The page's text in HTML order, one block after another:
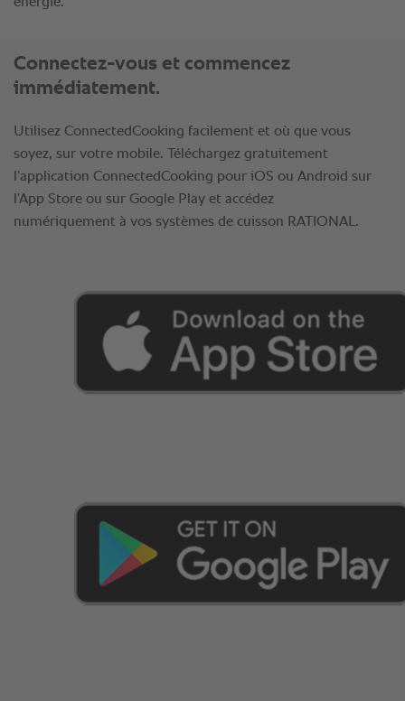
énergie.
Connectez-vous et commencez
immédiatement.
Utilisez ConnectedCooking facilement et où que vous
soyez, sur votre mobile. Téléchargez gratuitement
l’application ConnectedCooking pour iOS ou Android sur
l’App Store ou sur Google Play et accédez
numériquement à vos systèmes de cuisson RATIONAL.